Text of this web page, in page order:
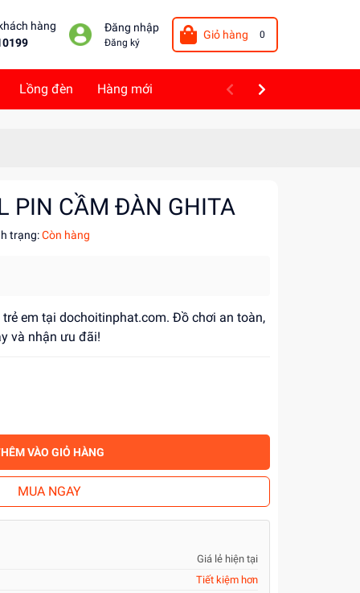
hàng
Đăng nhập
Đăng ký
Giỏ hàng 0
Lồng đèn Hàng mới
PIN CẦM ĐÀN GHITA
trạng:Còn hàng
em tại dochoitinphat.com. Đồ chơi an toàn,
và nhận ưu đãi!
VÀO GIỎ HÀNG
MUA NGAY
Giá lẻ hiện tại
Tiết kiệm hơn